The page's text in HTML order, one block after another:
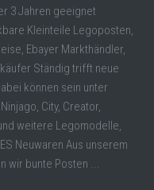
3 Jahren geeignet
Kleinteile Legoposten,
Ebayer Markthändler,
Ständig trifft neue
können sein unter
City, Creator,
weitere Legomodelle,
Neuwaren Aus unserem
bunte Posten ...